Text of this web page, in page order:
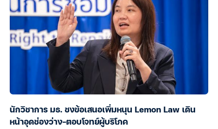
นักวิชาการ มธ. ชงข้อเสนอเพิ่มหนุน Lemon Law เดิน
หน้าอุดช่องว่าง-ตอบโจทย์ผู้บริโภค